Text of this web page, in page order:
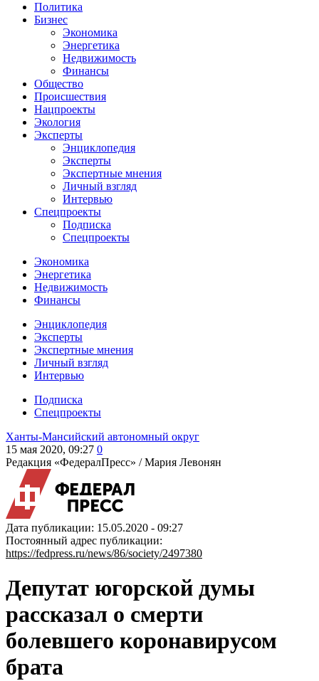
Политика
Бизнес
Экономика
Энергетика
Недвижимость
Финансы
Общество
Происшествия
Нацпроекты
Экология
Эксперты
Энциклопедия
Эксперты
Экспертные мнения
Личный взгляд
Интервью
Спецпроекты
Подписка
Спецпроекты
Экономика
Энергетика
Недвижимость
Финансы
Энциклопедия
Эксперты
Экспертные мнения
Личный взгляд
Интервью
Подписка
Спецпроекты
Ханты-Мансийский автономный округ
15 мая 2020, 09:27 0
Редакция «ФедералПресс» /Мария Левонян
Дата публикации: 15.05.2020 - 09:27
Постоянный адрес публикации:
https://fedpress.ru/news/86/society/2497380
Депутат югорской думы
рассказал о смерти
болевшего коронавирусом
брата